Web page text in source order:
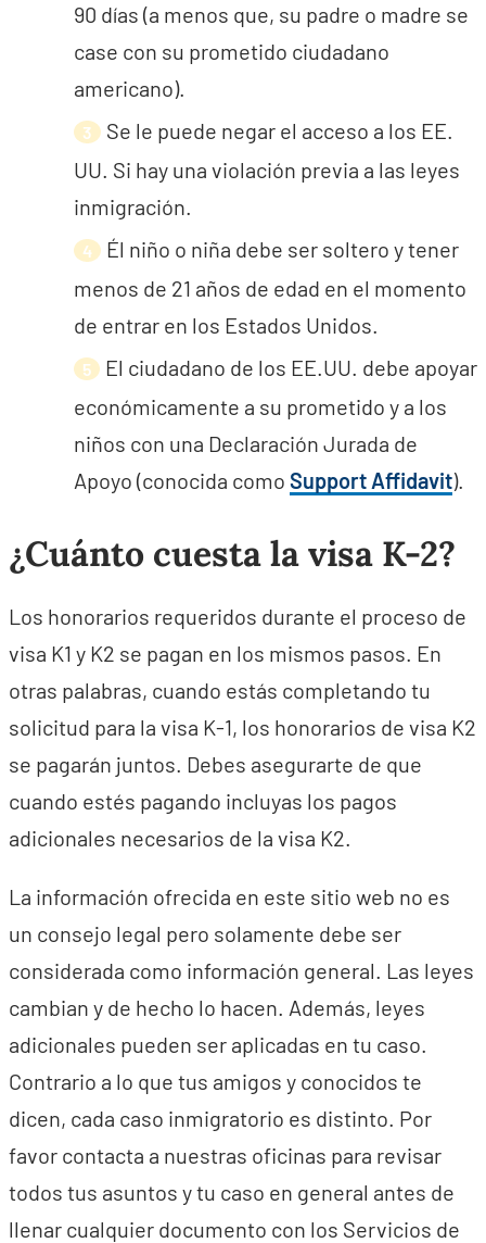
90 días (a menos que, su padre o madre se
case con su prometido ciudadano
americano).
Se le puede negar el acceso a los EE.
UU. Si hay una violación previa a las leyes
inmigración.
Él niño o niña debe ser soltero y tener
menos de 21 años de edad en el momento
de entrar en los Estados Unidos.
El ciudadano de los EE.UU. debe apoyar
económicamente a su prometido y a los
niños con una Declaración Jurada de
Apoyo (conocida como Support Affidavit).
¿Cuánto cuesta la visa K-2?
Los honorarios requeridos durante el proceso de
visa K1 y K2 se pagan en los mismos pasos. En
otras palabras, cuando estás completando tu
solicitud para la visa K-1, los honorarios de visa K2
se pagarán juntos. Debes asegurarte de que
cuando estés pagando incluyas los pagos
adicionales necesarios de la visa K2.
La información ofrecida en este sitio web no es
un consejo legal pero solamente debe ser
considerada como información general. Las leyes
cambian y de hecho lo hacen. Además, leyes
adicionales pueden ser aplicadas en tu caso.
Contrario a lo que tus amigos y conocidos te
dicen, cada caso inmigratorio es distinto. Por
favor contacta a nuestras oficinas para revisar
todos tus asuntos y tu caso en general antes de
llenar cualquier documento con los Servicios de